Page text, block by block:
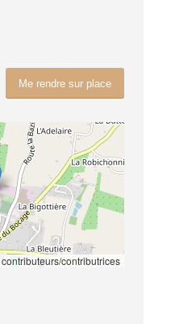
Me rendre sur place
contributeurs/contributrices